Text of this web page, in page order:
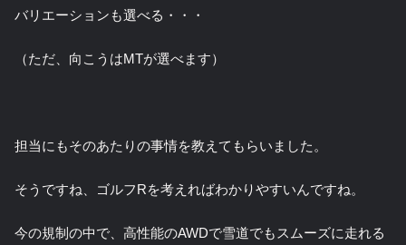
バリエーションも選べる・・・
（ただ、向こうはMTが選べます）
担当にもそのあたりの事情を教えてもらいました。
そうですね、ゴルフRを考えればわかりやすいんですね。
今の規制の中で、高性能のAWDで雪道でもスムーズに走れる